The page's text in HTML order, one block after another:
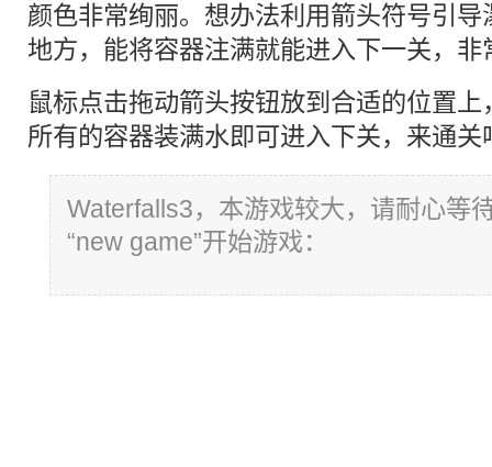
颜色非常绚丽。想办法利用箭头符号引导
地方，能将容器注满就能进入下一关，非
鼠标点击拖动箭头按钮放到合适的位置上
所有的容器装满水即可进入下关，来通关
Waterfalls3，本游戏较大，请耐心等
“new game”开始游戏：